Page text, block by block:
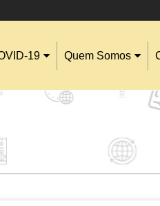
19 Quem Somos